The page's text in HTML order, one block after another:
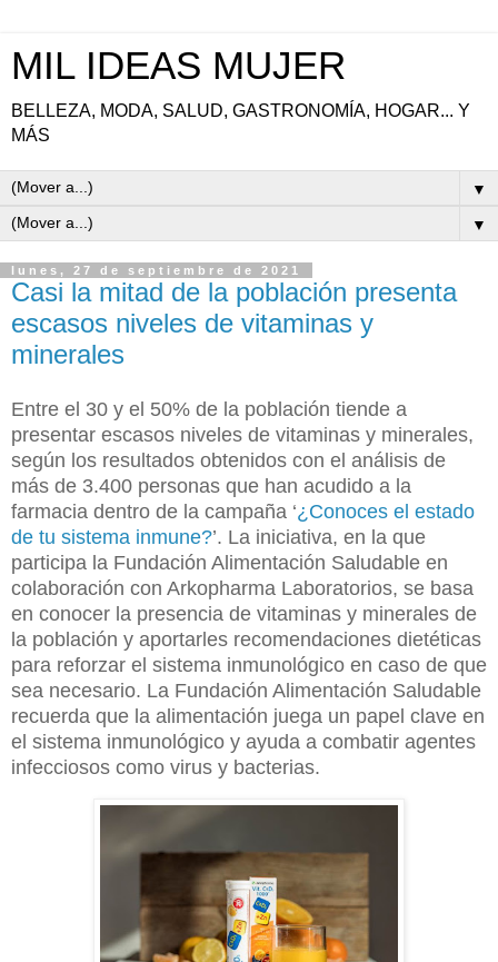
MIL IDEAS MUJER
BELLEZA, MODA, SALUD, GASTRONOMÍA, HOGAR... Y
MÁS
▼
▼
lunes, 27 de septiembre de 2021
Casi la mitad de la población presenta
escasos niveles de vitaminas y
minerales
Entre el 30 y el 50% de la población tiende a
presentar escasos niveles de vitaminas y minerales,
según los resultados obtenidos con el análisis de
más de 3.400 personas que han acudido a la
farmacia dentro de la campaña ‘¿Conoces el estado
de tu sistema inmune?’. La iniciativa, en la que
participa la Fundación Alimentación Saludable en
colaboración con Arkopharma Laboratorios, se basa
en conocer la presencia de vitaminas y minerales de
la población y aportarles recomendaciones dietéticas
para reforzar el sistema inmunológico en caso de que
sea necesario. La Fundación Alimentación Saludable
recuerda que la alimentación juega un papel clave en
el sistema inmunológico y ayuda a combatir agentes
infecciosos como virus y bacterias.